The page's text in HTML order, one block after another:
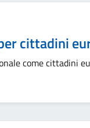
cittadini
come cittadini